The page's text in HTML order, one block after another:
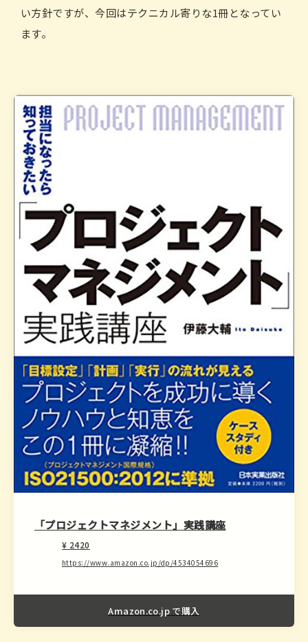
い方針ですが、今回はテクニカル寄りな1冊となってい
ます。
「プロジェクトマネジメント」実践講座
¥ 2420
https://www.amazon.co.jp/dp/4534054696
Amazon.co.jp で購入